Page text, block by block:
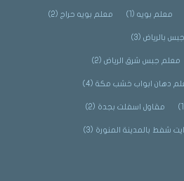
معلم بويه(1) معلم بويه حراج (2)
بالرياض(3)
معلم جبس شرق الرياض(2)
دهان ابواب خشب مكة(4)
مقاول اسفلت بجدة (2)
شفط بالمدينة المنورة (3)